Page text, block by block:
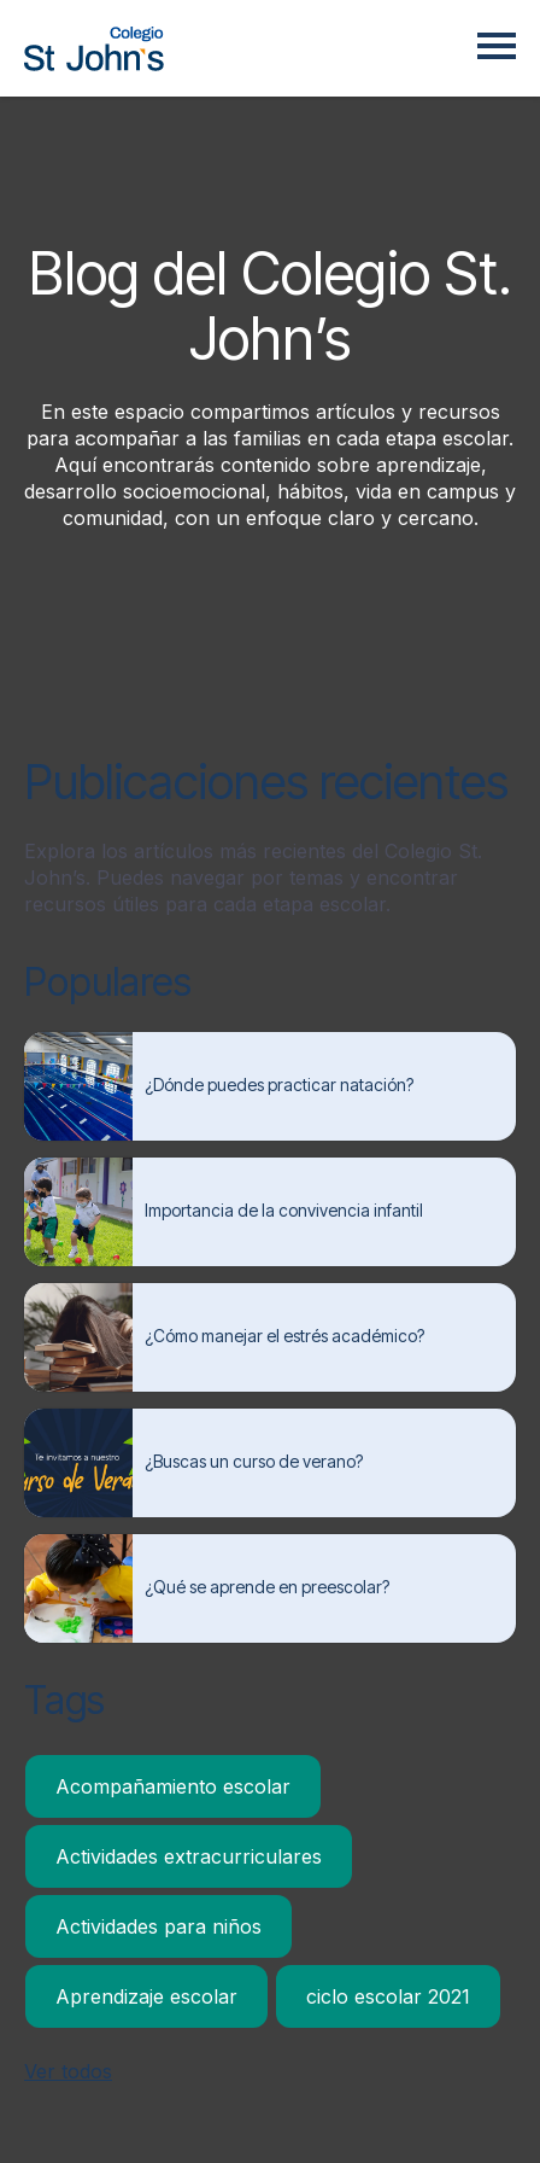
Blog del Colegio St.
John’s
En este espacio compartimos artículos y recursos
para acompañar a las familias en cada etapa escolar.
Aquí encontrarás contenido sobre aprendizaje,
desarrollo socioemocional, hábitos, vida en campus y
comunidad, con un enfoque claro y cercano.
Publicaciones recientes
Explora los artículos más recientes del Colegio St.
John’s. Puedes navegar por temas y encontrar
recursos útiles para cada etapa escolar.
Populares
¿Dónde puedes practicar natación?
Importancia de la convivencia infantil
¿Cómo manejar el estrés académico?
¿Buscas un curso de verano?
¿Qué se aprende en preescolar?
Tags
Acompañamiento escolar
Actividades extracurriculares
Actividades para niños
Aprendizaje escolar ciclo escolar 2021
Ver todos